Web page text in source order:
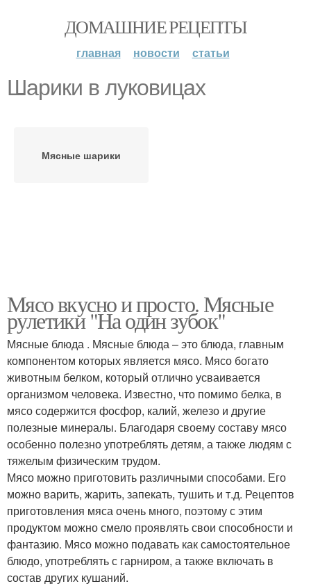
ДОМАШНИЕ РЕЦЕПТЫ
главная новости статьи
Шарики в луковицах
Мясные шарики
Мясо вкусно и просто. Мясные
рулетики "На один зубок"
Мясные блюда . Мясные блюда – это блюда, главным
компонентом которых является мясо. Мясо богато
животным белком, который отлично усваивается
организмом человека. Известно, что помимо белка, в
мясо содержится фосфор, калий, железо и другие
полезные минералы. Благодаря своему составу мясо
особенно полезно употреблять детям, а также людям с
тяжелым физическим трудом.
Мясо можно приготовить различными способами. Его
можно варить, жарить, запекать, тушить и т.д. Рецептов
приготовления мяса очень много, поэтому с этим
продуктом можно смело проявлять свои способности и
фантазию. Мясо можно подавать как самостоятельное
блюдо, употреблять с гарниром, а также включать в
состав других кушаний.